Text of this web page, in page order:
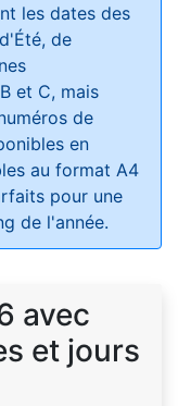
les dates des
de
et C, mais
de
en
au format A4
pour une
de l'année.
avec
et jours